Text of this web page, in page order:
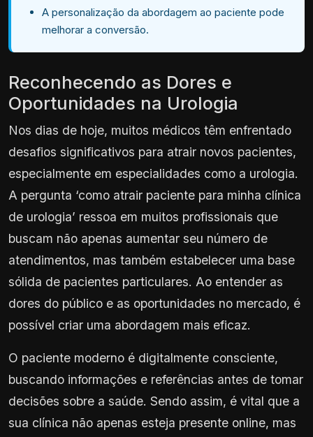
A personalização da abordagem ao paciente pode
melhorar a conversão.
Reconhecendo as Dores e
Oportunidades na Urologia
Nos dias de hoje, muitos médicos têm enfrentado
desafios significativos para atrair novos pacientes,
especialmente em especialidades como a urologia.
A pergunta ‘como atrair paciente para minha clínica
de urologia’ ressoa em muitos profissionais que
buscam não apenas aumentar seu número de
atendimentos, mas também estabelecer uma base
sólida de pacientes particulares. Ao entender as
dores do público e as oportunidades no mercado, é
possível criar uma abordagem mais eficaz.
O paciente moderno é digitalmente consciente,
buscando informações e referências antes de tomar
decisões sobre a saúde. Sendo assim, é vital que a
sua clínica não apenas esteja presente online, mas